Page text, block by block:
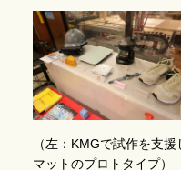
（左：KMGで試作を支
マットのプロトタイプ）